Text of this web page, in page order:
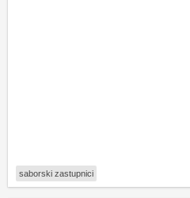
saborski zastupnici